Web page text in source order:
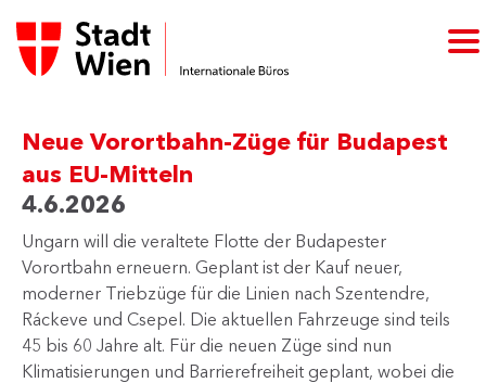
Neue Vorortbahn-Züge für Budapest
aus EU-Mitteln
4.6.2026
Ungarn will die veraltete Flotte der Budapester
Vorortbahn erneuern. Geplant ist der Kauf neuer,
moderner Triebzüge für die Linien nach Szentendre,
Ráckeve und Csepel. Die aktuellen Fahrzeuge sind teils
45 bis 60 Jahre alt. Für die neuen Züge sind nun
Klimatisierungen und Barrierefreiheit geplant, wobei die